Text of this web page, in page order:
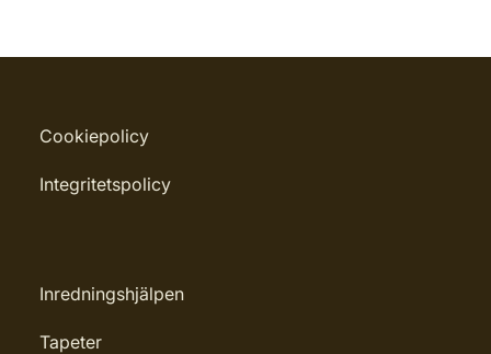
Cookiepolicy
Integritetspolicy
Inredningshjälpen
Tapeter